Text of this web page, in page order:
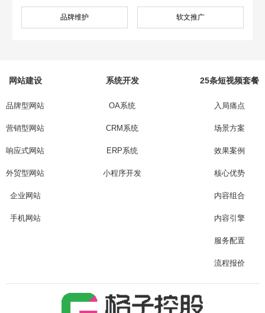
品牌维护 软文推广
网站建设
品牌型网站
营销型网站
响应式网站
外贸型网站
企业网站
手机网站
系统开发
OA系统
CRM系统
ERP系统
小程序开发
25条短视频套餐
入局痛点
场景方案
效果案例
核心优势
内容组合
内容引擎
服务配置
流程报价